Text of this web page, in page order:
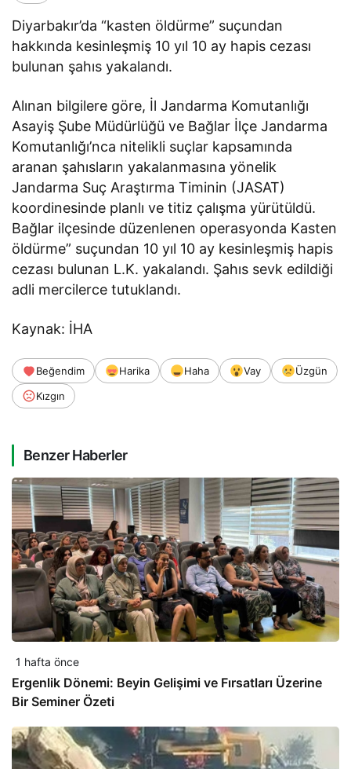
Diyarbakır’da “kasten öldürme” suçundan
hakkında kesinleşmiş 10 yıl 10 ay hapis cezası
bulunan şahıs yakalandı.
Alınan bilgilere göre, İl Jandarma Komutanlığı
Asayiş Şube Müdürlüğü ve Bağlar İlçe Jandarma
Komutanlığı’nca nitelikli suçlar kapsamında
aranan şahısların yakalanmasına yönelik
Jandarma Suç Araştırma Timinin (JASAT)
koordinesinde planlı ve titiz çalışma yürütüldü.
Bağlar ilçesinde düzenlenen operasyonda Kasten
öldürme” suçundan 10 yıl 10 ay kesinleşmiş hapis
cezası bulunan L.K. yakalandı. Şahıs sevk edildiği
adli mercilerce tutuklandı.
Kaynak: İHA
Beğendim Harika Haha Vay
Üzgün
Kızgın
Benzer Haberler
1 hafta önce
Ergenlik Dönemi: Beyin Gelişimi ve Fırsatları Üzerine
Bir Seminer Özeti